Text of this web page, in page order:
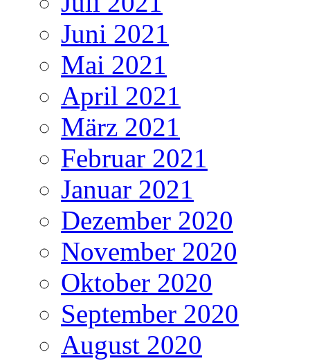
Juni 2021
Mai 2021
April 2021
März 2021
Februar 2021
Januar 2021
Dezember 2020
November 2020
Oktober 2020
September 2020
August 2020